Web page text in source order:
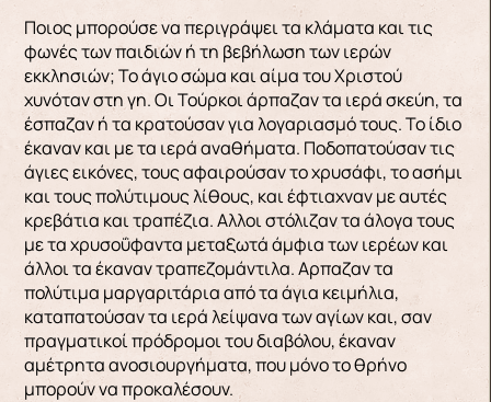
Ποιος μπορούσε να πε­ριγράψει τα κλάματα και τις
φωνές των παιδιών ή τη βεβήλωση των ιερών
εκκλησιών; Το άγιο σώμα και αίμα του Χριστού
χυνόταν στη γη. Οι Τούρκοι άρπαζαν τα ιερά σκεύη, τα
έσπαζαν ή τα κρατού­σαν για λογαριασμό τους. Το ίδιο
έκαναν και με τα ιερά αναθήματα. Ποδοπατούσαν τις
άγιες εικό­νες, τους αφαιρούσαν το χρυσάφι, το ασήμι
και τους πολύτιμους λίθους, και έφτιαχναν με αυτές
κρεβάτια και τραπέζια. Aλλοι στόλιζαν τα άλογα τους
με τα χρυσοΰφαντα μεταξωτά άμφια των ιε­ρέων και
άλλοι τα έκαναν τραπεζομάντιλα. Aρπαζαν τα
πολύτιμα μαργαριτάρια από τα άγια κει­μήλια,
καταπατούσαν τα ιερά λείψανα των αγίων και, σαν
πραγματικοί πρόδρομοι του διαβόλου, έκαναν
αμέτρητα ανοσιουργήματα, που μόνο το θρήνο
μπορούν να προκαλέσουν.